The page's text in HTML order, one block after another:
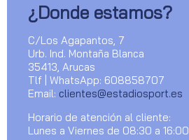
¿Donde estamos?
C/Los Agapantos, 7
Urb. Ind. Montaña Blanca
35413, Arucas
Tlf | WhatsApp: 608858707
Email: clientes@estadiosport.es
Horario de atención al cliente:
Lunes a Viernes de 08:30 a 16:00